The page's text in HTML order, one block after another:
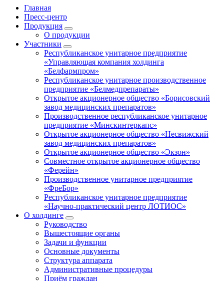
Главная
Пресс-центр
Продукция
О продукции
Участники
Республиканское унитарное предприятие
«Управляющая компания холдинга
«Белфармпром»
Республиканское унитарное производственное
предприятие «Белмедпрепараты»
Открытое акционерное общество «Борисовский
завод медицинских препаратов»
Производственное республиканское унитарное
предприятие «Минскинтеркапс»
Открытое акционерное общество «Несвижский
завод медицинских препаратов»
Открытое акционерное общество «Экзон»
Совместное открытое акционерное общество
«Ферейн»
Производственное унитарное предприятие
«ФреБор»
Республиканское унитарное предприятие
«Научно-практический центр ЛОТИОС»
О холдинге
Руководство
Вышестоящие органы
Задачи и функции
Основные документы
Структура аппарата
Административные процедуры
Приём граждан